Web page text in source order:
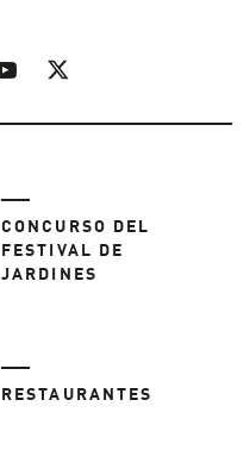
CONCURSO DEL
FESTIVAL DE
JARDINES
RESTAURANTES